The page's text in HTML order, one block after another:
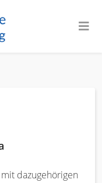
dazugehörigen